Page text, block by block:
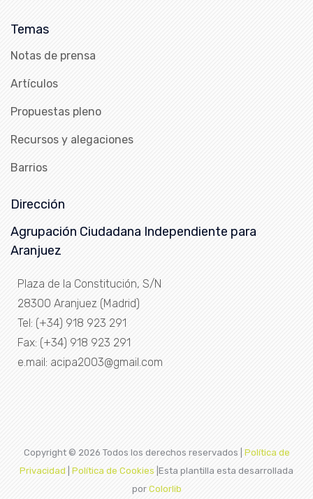
Temas
Notas de prensa
Artículos
Propuestas pleno
Recursos y alegaciones
Barrios
Dirección
Agrupación Ciudadana Independiente para
Aranjuez
Plaza de la Constitución, S/N
28300 Aranjuez (Madrid)
Tel: (+34) 918 923 291
Fax: (+34) 918 923 291
e.mail: acipa2003@gmail.com
Copyright © 2026 Todos los derechos reservados | Política de
Privacidad
Política de Cookies |Esta plantilla esta desarrollada
por Colorlib